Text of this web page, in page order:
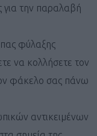
για την παραλαβή
φύλαξης
να κολλήσετε τον
φάκελο σας πάνω
αντικειμένων